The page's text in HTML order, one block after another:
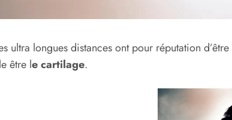
ultra longues distances ont pour réputation d’être
être le cartilage.